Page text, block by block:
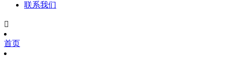
联系我们

首页